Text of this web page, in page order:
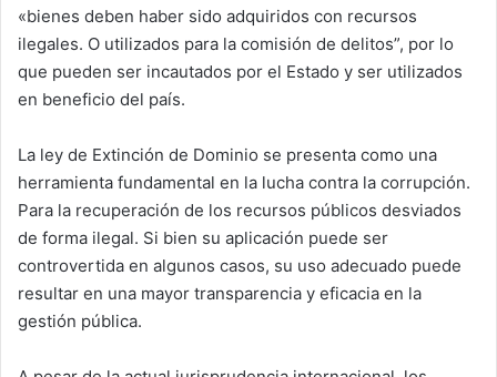
«bienes deben haber sido adquiridos con recursos
ilegales. O utilizados para la comisión de delitos”, por lo
que pueden ser incautados por el Estado y ser utilizados
en beneficio del país.
La ley de Extinción de Dominio se presenta como una
herramienta fundamental en la lucha contra la corrupción.
Para la recuperación de los recursos públicos desviados
de forma ilegal. Si bien su aplicación puede ser
controvertida en algunos casos, su uso adecuado puede
resultar en una mayor transparencia y eficacia en la
gestión pública.